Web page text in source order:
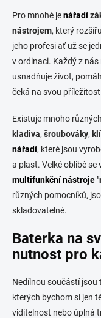
Pro mnohé jenářadí
nástrojem, který
jeho profesi ať už se
v ordinaci. Každý z nás
usnadňuje život,
čeká na svou
Existuje mnoho
kladiva, šroubováky,
nářadí, které jsou
a plast. Velké oblibě
multifunkční nástroje
různých pomocníků,
skladovatelné.
Baterka na
nutnost pro
Nedílnou součástí jsou
kterých bychom si jen
viditelnost nebo úplná